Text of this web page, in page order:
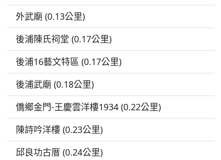
外武廟 (0.13公里)
後浦陳氏祠堂 (0.17公里)
後浦16藝文特區 (0.17公里)
後浦武廟 (0.18公里)
僑鄉金門-王慶雲洋樓1934 (0.22公里)
陳詩吟洋樓 (0.23公里)
邱良功古厝 (0.24公里)